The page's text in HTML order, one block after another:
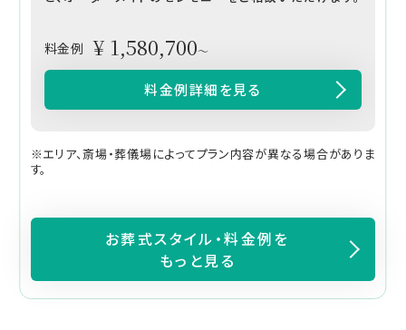
料金例 ¥ 1,580,700～
料金例詳細を見る
※エリア、斎場・葬儀場によってプラン内容が異なる場合がありま
す。
お葬式スタイル・料金例を
もっと見る